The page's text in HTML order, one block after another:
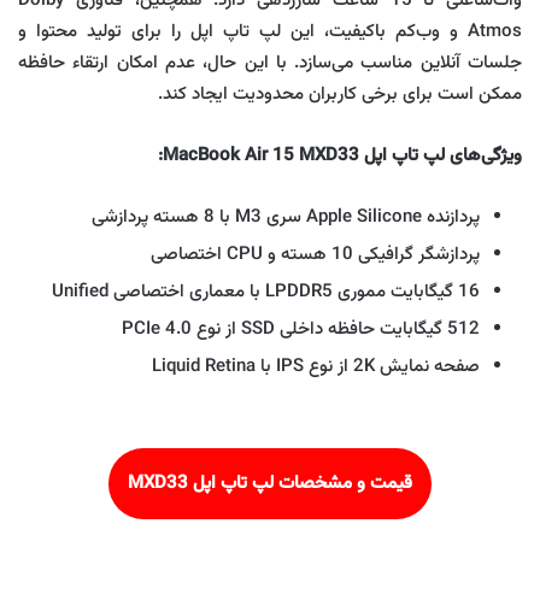
Atmos و وب‌کم باکیفیت، این لپ تاپ اپل را برای تولید محتوا و
جلسات آنلاین مناسب می‌سازد. با این حال، عدم امکان ارتقاء حافظه
ممکن است برای برخی کاربران محدودیت ایجاد کند.
ویژگی‌های لپ تاپ اپل MacBook Air 15 MXD33:
پردازنده Apple Silicone سری M3 با 8 هسته پردازشی
پردازشگر گرافیکی 10 هسته و CPU اختصاصی
16 گیگابایت مموری LPDDR5 با معماری اختصاصی Unified
512 گیگابایت حافظه داخلی SSD از نوع PCIe 4.0
صفحه نمایش 2K از نوع IPS با Liquid Retina
قیمت و مشخصات لپ تاپ اپل MXD33